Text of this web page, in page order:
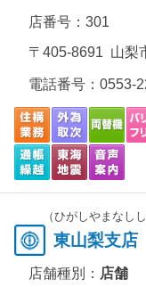
店番号：301
〒405-8691 山梨
電話番号： 0553-
（ひがしやまなし
東山梨支店
店舗種別： 店舗